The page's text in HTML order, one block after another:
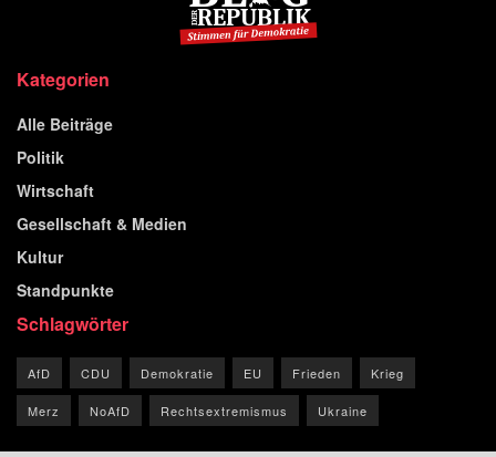
Kategorien
Alle Beiträge
Politik
Wirtschaft
Gesellschaft & Medien
Kultur
Standpunkte
Schlagwörter
AfD CDU Demokratie EU Frieden Krieg
Merz NoAfD Rechtsextremismus Ukraine